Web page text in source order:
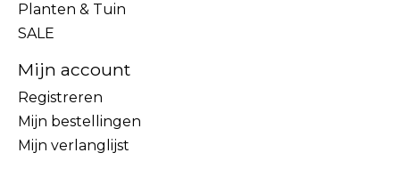
Planten & Tuin
SALE
Mijn account
Registreren
Mijn bestellingen
Mijn verlanglijst